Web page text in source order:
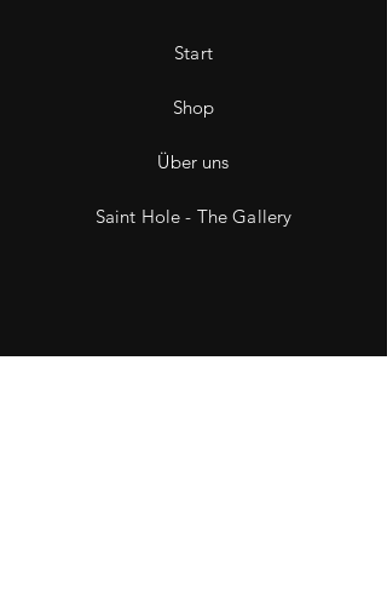
Start
Shop
Über uns
Saint Hole - The Gallery